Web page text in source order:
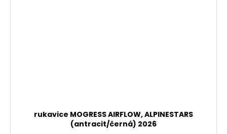
rukavice MOGRESS AIRFLOW, ALPINESTARS
(antracit/černá) 2026